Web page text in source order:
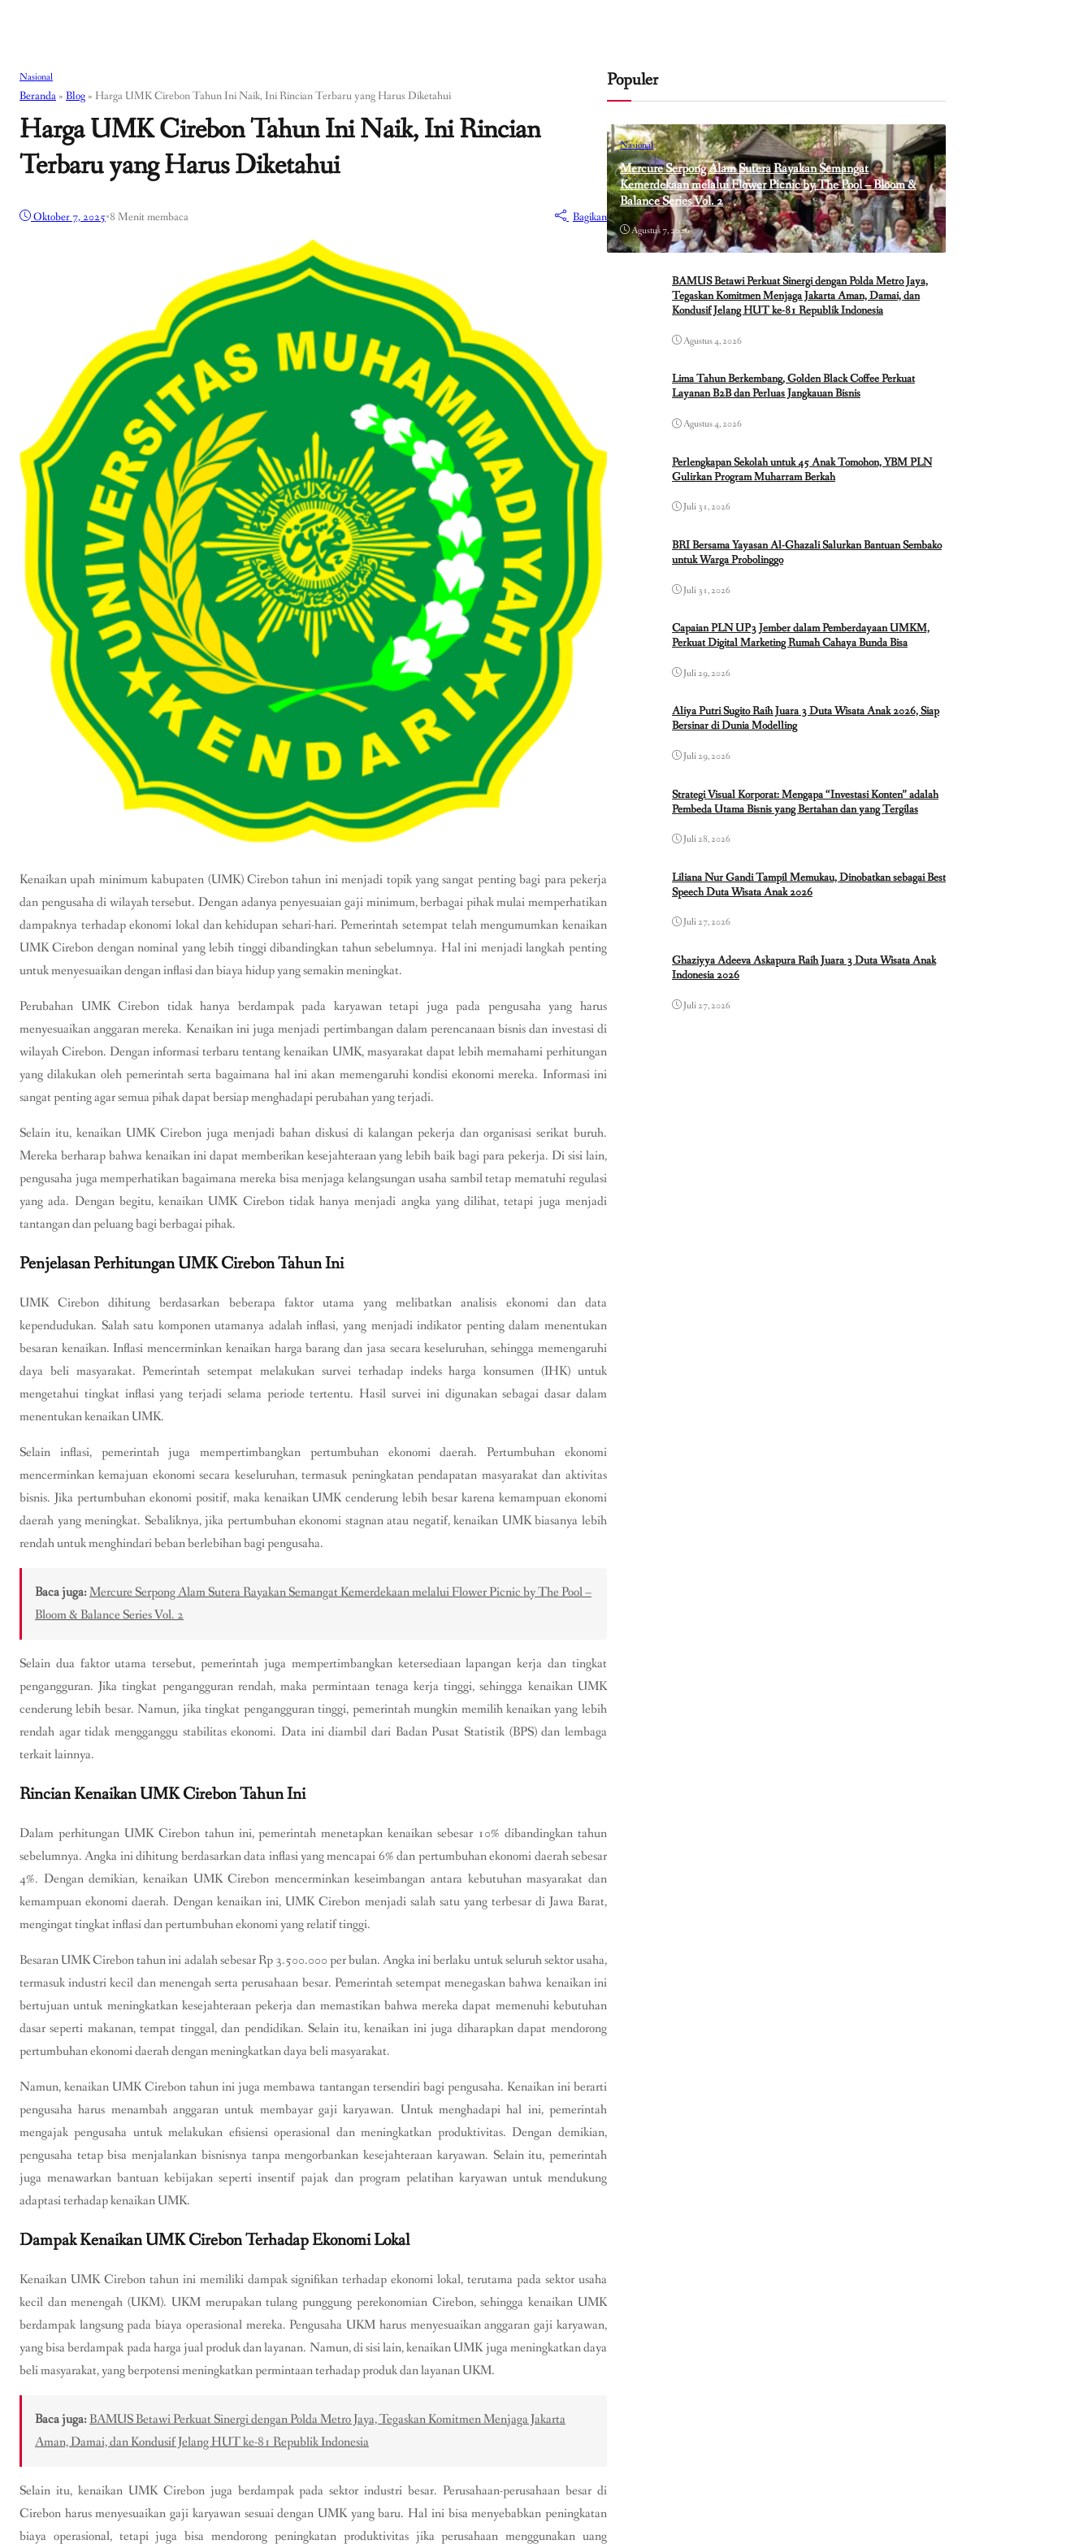
Nasional
Beranda » Blog » Harga UMK Cirebon Tahun Ini Naik, Ini Rincian Terbaru yang Harus Diketahui
Harga UMK Cirebon Tahun Ini Naik, Ini Rincian
Terbaru yang Harus Diketahui
Oktober 7, 2025•8 Menit membaca Bagikan
Kenaikan upah minimum kabupaten (UMK) Cirebon tahun ini menjadi topik yang sangat penting bagi para pekerja
dan pengusaha di wilayah tersebut. Dengan adanya penyesuaian gaji minimum, berbagai pihak mulai memperhatikan
dampaknya terhadap ekonomi lokal dan kehidupan sehari-hari. Pemerintah setempat telah mengumumkan kenaikan
UMK Cirebon dengan nominal yang lebih tinggi dibandingkan tahun sebelumnya. Hal ini menjadi langkah penting
untuk menyesuaikan dengan inflasi dan biaya hidup yang semakin meningkat.
Perubahan UMK Cirebon tidak hanya berdampak pada karyawan tetapi juga pada pengusaha yang harus
menyesuaikan anggaran mereka. Kenaikan ini juga menjadi pertimbangan dalam perencanaan bisnis dan investasi di
wilayah Cirebon. Dengan informasi terbaru tentang kenaikan UMK, masyarakat dapat lebih memahami perhitungan
yang dilakukan oleh pemerintah serta bagaimana hal ini akan memengaruhi kondisi ekonomi mereka. Informasi ini
sangat penting agar semua pihak dapat bersiap menghadapi perubahan yang terjadi.
Selain itu, kenaikan UMK Cirebon juga menjadi bahan diskusi di kalangan pekerja dan organisasi serikat buruh.
Mereka berharap bahwa kenaikan ini dapat memberikan kesejahteraan yang lebih baik bagi para pekerja. Di sisi lain,
pengusaha juga memperhatikan bagaimana mereka bisa menjaga kelangsungan usaha sambil tetap mematuhi regulasi
yang ada. Dengan begitu, kenaikan UMK Cirebon tidak hanya menjadi angka yang dilihat, tetapi juga menjadi
tantangan dan peluang bagi berbagai pihak.
Penjelasan Perhitungan UMK Cirebon Tahun Ini
UMK Cirebon dihitung berdasarkan beberapa faktor utama yang melibatkan analisis ekonomi dan data
kependudukan. Salah satu komponen utamanya adalah inflasi, yang menjadi indikator penting dalam menentukan
besaran kenaikan. Inflasi mencerminkan kenaikan harga barang dan jasa secara keseluruhan, sehingga memengaruhi
daya beli masyarakat. Pemerintah setempat melakukan survei terhadap indeks harga konsumen (IHK) untuk
mengetahui tingkat inflasi yang terjadi selama periode tertentu. Hasil survei ini digunakan sebagai dasar dalam
menentukan kenaikan UMK.
Selain inflasi, pemerintah juga mempertimbangkan pertumbuhan ekonomi daerah. Pertumbuhan ekonomi
mencerminkan kemajuan ekonomi secara keseluruhan, termasuk peningkatan pendapatan masyarakat dan aktivitas
bisnis. Jika pertumbuhan ekonomi positif, maka kenaikan UMK cenderung lebih besar karena kemampuan ekonomi
daerah yang meningkat. Sebaliknya, jika pertumbuhan ekonomi stagnan atau negatif, kenaikan UMK biasanya lebih
rendah untuk menghindari beban berlebihan bagi pengusaha.
Baca juga:Mercure Serpong Alam Sutera Rayakan Semangat Kemerdekaan melalui Flower Picnic by The Pool –
Bloom & Balance Series Vol. 2
Selain dua faktor utama tersebut, pemerintah juga mempertimbangkan ketersediaan lapangan kerja dan tingkat
pengangguran. Jika tingkat pengangguran rendah, maka permintaan tenaga kerja tinggi, sehingga kenaikan UMK
cenderung lebih besar. Namun, jika tingkat pengangguran tinggi, pemerintah mungkin memilih kenaikan yang lebih
rendah agar tidak mengganggu stabilitas ekonomi. Data ini diambil dari Badan Pusat Statistik (BPS) dan lembaga
terkait lainnya.
Rincian Kenaikan UMK Cirebon Tahun Ini
Dalam perhitungan UMK Cirebon tahun ini, pemerintah menetapkan kenaikan sebesar 10% dibandingkan tahun
sebelumnya. Angka ini dihitung berdasarkan data inflasi yang mencapai 6% dan pertumbuhan ekonomi daerah sebesar
4%. Dengan demikian, kenaikan UMK Cirebon mencerminkan keseimbangan antara kebutuhan masyarakat dan
kemampuan ekonomi daerah. Dengan kenaikan ini, UMK Cirebon menjadi salah satu yang terbesar di Jawa Barat,
mengingat tingkat inflasi dan pertumbuhan ekonomi yang relatif tinggi.
Besaran UMK Cirebon tahun ini adalah sebesar Rp 3.500.000 per bulan. Angka ini berlaku untuk seluruh sektor usaha,
termasuk industri kecil dan menengah serta perusahaan besar. Pemerintah setempat menegaskan bahwa kenaikan ini
bertujuan untuk meningkatkan kesejahteraan pekerja dan memastikan bahwa mereka dapat memenuhi kebutuhan
dasar seperti makanan, tempat tinggal, dan pendidikan. Selain itu, kenaikan ini juga diharapkan dapat mendorong
pertumbuhan ekonomi daerah dengan meningkatkan daya beli masyarakat.
Namun, kenaikan UMK Cirebon tahun ini juga membawa tantangan tersendiri bagi pengusaha. Kenaikan ini berarti
pengusaha harus menambah anggaran untuk membayar gaji karyawan. Untuk menghadapi hal ini, pemerintah
mengajak pengusaha untuk melakukan efisiensi operasional dan meningkatkan produktivitas. Dengan demikian,
pengusaha tetap bisa menjalankan bisnisnya tanpa mengorbankan kesejahteraan karyawan. Selain itu, pemerintah
juga menawarkan bantuan kebijakan seperti insentif pajak dan program pelatihan karyawan untuk mendukung
adaptasi terhadap kenaikan UMK.
Dampak Kenaikan UMK Cirebon Terhadap Ekonomi Lokal
Kenaikan UMK Cirebon tahun ini memiliki dampak signifikan terhadap ekonomi lokal, terutama pada sektor usaha
kecil dan menengah (UKM). UKM merupakan tulang punggung perekonomian Cirebon, sehingga kenaikan UMK
berdampak langsung pada biaya operasional mereka. Pengusaha UKM harus menyesuaikan anggaran gaji karyawan,
yang bisa berdampak pada harga jual produk dan layanan. Namun, di sisi lain, kenaikan UMK juga meningkatkan daya
beli masyarakat, yang berpotensi meningkatkan permintaan terhadap produk dan layanan UKM.
Baca juga:BAMUS Betawi Perkuat Sinergi dengan Polda Metro Jaya, Tegaskan Komitmen Menjaga Jakarta
Aman, Damai, dan Kondusif Jelang HUT ke-81 Republik Indonesia
Selain itu, kenaikan UMK Cirebon juga berdampak pada sektor industri besar. Perusahaan-perusahaan besar di
Cirebon harus menyesuaikan gaji karyawan sesuai dengan UMK yang baru. Hal ini bisa menyebabkan peningkatan
biaya operasional, tetapi juga bisa mendorong peningkatan produktivitas jika perusahaan menggunakan uang
Populer
Nasional
Mercure Serpong Alam Sutera Rayakan Semangat
Kemerdekaan melalui Flower Picnic by The Pool – Bloom &
Balance Series Vol. 2
Agustus 7, 2026
BAMUS Betawi Perkuat Sinergi dengan Polda Metro Jaya,
Tegaskan Komitmen Menjaga Jakarta Aman, Damai, dan
Kondusif Jelang HUT ke-81 Republik Indonesia
Agustus 4, 2026
Lima Tahun Berkembang, Golden Black Coffee Perkuat
Layanan B2B dan Perluas Jangkauan Bisnis
Agustus 4, 2026
Perlengkapan Sekolah untuk 45 Anak Tomohon, YBM PLN
Gulirkan Program Muharram Berkah
Juli 31, 2026
BRI Bersama Yayasan Al-Ghazali Salurkan Bantuan Sembako
untuk Warga Probolinggo
Juli 31, 2026
Capaian PLN UP3 Jember dalam Pemberdayaan UMKM,
Perkuat Digital Marketing Rumah Cahaya Bunda Bisa
Juli 29, 2026
Aliya Putri Sugito Raih Juara 3 Duta Wisata Anak 2026, Siap
Bersinar di Dunia Modelling
Juli 29, 2026
Strategi Visual Korporat: Mengapa “Investasi Konten” adalah
Pembeda Utama Bisnis yang Bertahan dan yang Tergilas
Juli 28, 2026
Liliana Nur Gandi Tampil Memukau, Dinobatkan sebagai Best
Speech Duta Wisata Anak 2026
Juli 27, 2026
Ghaziyya Adeeva Askapura Raih Juara 3 Duta Wisata Anak
Indonesia 2026
Juli 27, 2026